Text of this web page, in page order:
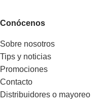
Conócenos
Sobre nosotros
Tips y noticias
Promociones
Contacto
Distribuidores o mayoreo